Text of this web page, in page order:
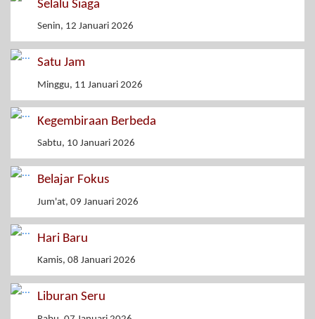
Selalu Siaga
Senin, 12 Januari 2026
Satu Jam
Minggu, 11 Januari 2026
Kegembiraan Berbeda
Sabtu, 10 Januari 2026
Belajar Fokus
Jum'at, 09 Januari 2026
Hari Baru
Kamis, 08 Januari 2026
Liburan Seru